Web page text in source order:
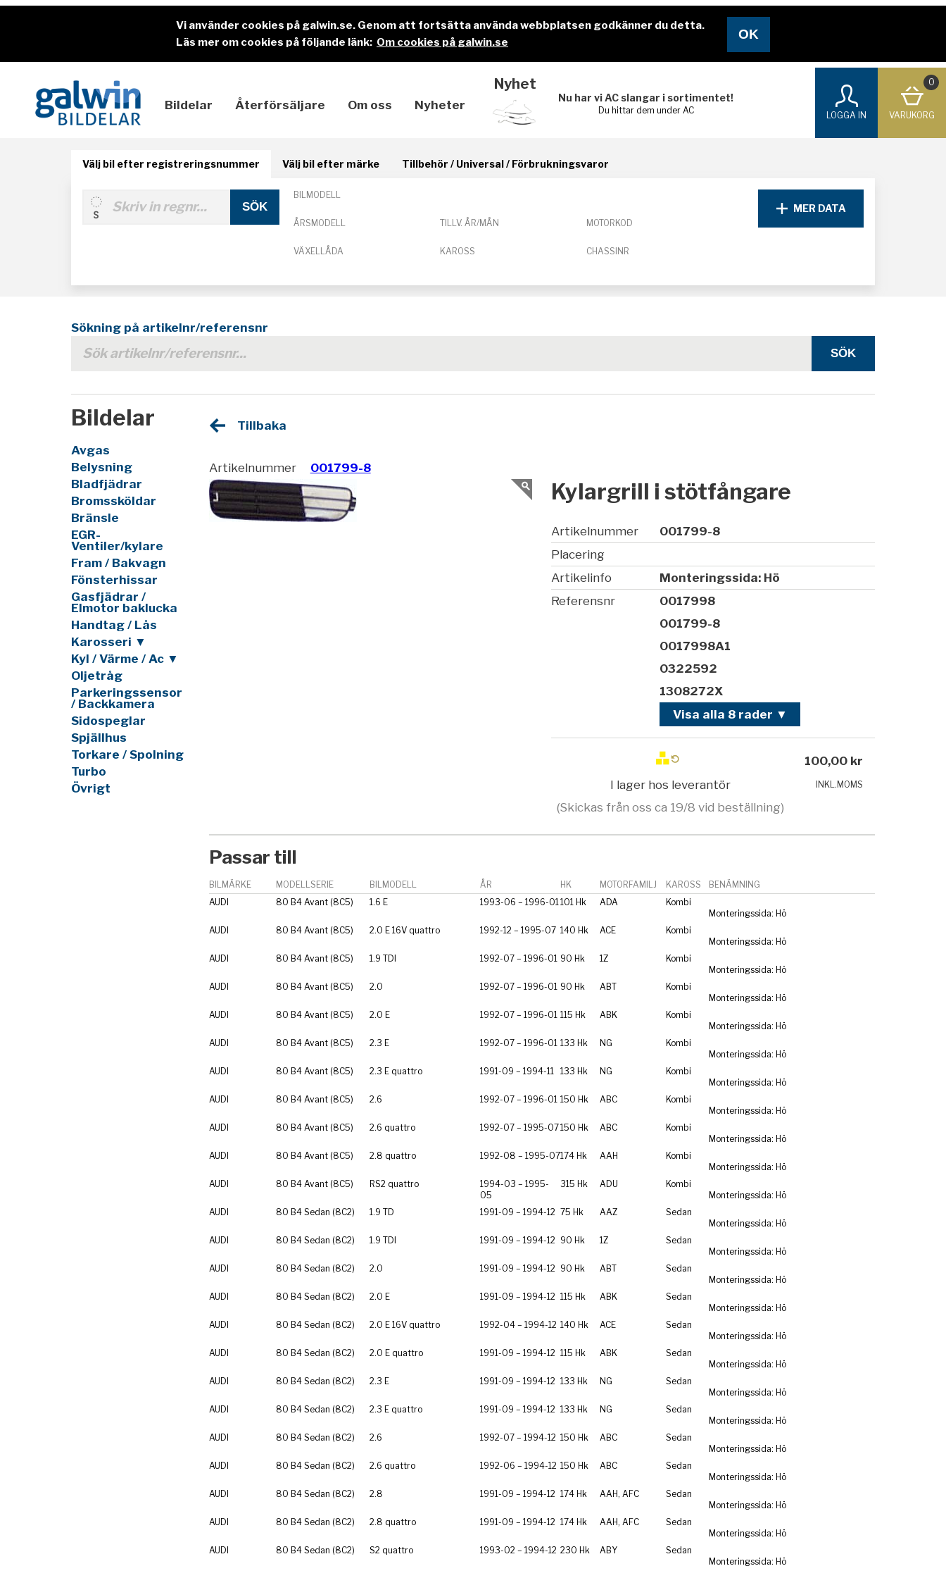
Vi använder cookies på galwin.se. Genom att fortsätta använda webbplatsen godkänner du detta.
Läs mer om cookies på följande länk: Om cookies på galwin.se
Bildelar Återförsäljare Om oss Nyheter
Nyhet
Nu har vi AC slangar i sortimentet!
Du hittar dem under AC
LOGGA IN
0
VARUKORG
Välj bil efter registreringsnummer Välj bil efter märke Tillbehör / Universal / Förbrukningsvaror
BILMODELL
ÅRSMODELL TILLV. ÅR/MÅN MOTORKOD
VÄXELLÅDA KAROSS CHASSINR
MER DATA
Sökning på artikelnr/referensnr
Bildelar
Avgas
Belysning
Bladfjädrar
Bromssköldar
Bränsle
EGR-
Ventiler/kylare
Fram / Bakvagn
Fönsterhissar
Gasfjädrar /
Elmotor baklucka
Handtag / Lås
Karosseri ▼
Kyl / Värme / Ac ▼
Oljetråg
Parkeringssensor
/ Backkamera
Sidospeglar
Spjällhus
Torkare / Spolning
Turbo
Övrigt
Tillbaka
Artikelnummer 001799-8
Kylargrill i stötfångare
Artikelnummer
001799-8
Placering
Artikelinfo
Monteringssida: Hö
Referensnr
0017998
001799-8
0017998A1
0322592
1308272X
Visa alla 8 rader ▼
I lager hos leverantör
(Skickas från oss ca 19/8 vid beställning)
100,00 kr
INKL.MOMS
Passar till
BILMÄRKE MODELLSERIE BILMODELL ÅR HK MOTORFAMILJ KAROSS
BENÄMNING
AUDI
80 B4 Avant (8C5) 1.6 E 1993-06 – 1996-01 101 Hk ADA
Kombi
Monteringssida: Hö
AUDI
80 B4 Avant (8C5) 2.0 E 16V quattro 1992-12 – 1995-07 140 Hk ACE
Kombi
Monteringssida: Hö
AUDI
80 B4 Avant (8C5) 1.9 TDI 1992-07 – 1996-01 90 Hk 1Z
Kombi
Monteringssida: Hö
AUDI
80 B4 Avant (8C5) 2.0 1992-07 – 1996-01 90 Hk ABT
Kombi
Monteringssida: Hö
AUDI
80 B4 Avant (8C5) 2.0 E 1992-07 – 1996-01 115 Hk ABK
Kombi
Monteringssida: Hö
AUDI
80 B4 Avant (8C5) 2.3 E 1992-07 – 1996-01 133 Hk NG
Kombi
Monteringssida: Hö
AUDI
80 B4 Avant (8C5) 2.3 E quattro 1991-09 – 1994-11 133 Hk NG
Kombi
Monteringssida: Hö
AUDI
80 B4 Avant (8C5) 2.6 1992-07 – 1996-01 150 Hk ABC
Kombi
Monteringssida: Hö
AUDI
80 B4 Avant (8C5) 2.6 quattro 1992-07 – 1995-07150 Hk ABC
Kombi
Monteringssida: Hö
AUDI
80 B4 Avant (8C5) 2.8 quattro 1992-08 – 1995-07174 Hk AAH
Kombi
Monteringssida: Hö
AUDI
80 B4 Avant (8C5) RS2 quattro
1994-03 – 1995-
05
315 Hk ADU
Kombi
Monteringssida: Hö
AUDI
80 B4 Sedan (8C2) 1.9 TD 1991-09 – 1994-12 75 Hk AAZ
Sedan
Monteringssida: Hö
AUDI
80 B4 Sedan (8C2) 1.9 TDI 1991-09 – 1994-12 90 Hk 1Z
Sedan
Monteringssida: Hö
AUDI
80 B4 Sedan (8C2) 2.0 1991-09 – 1994-12 90 Hk ABT
Sedan
Monteringssida: Hö
AUDI
80 B4 Sedan (8C2) 2.0 E 1991-09 – 1994-12 115 Hk ABK
Sedan
Monteringssida: Hö
AUDI
80 B4 Sedan (8C2) 2.0 E 16V quattro 1992-04 – 1994-12 140 Hk ACE
Sedan
Monteringssida: Hö
AUDI
80 B4 Sedan (8C2) 2.0 E quattro 1991-09 – 1994-12 115 Hk ABK
Sedan
Monteringssida: Hö
AUDI
80 B4 Sedan (8C2) 2.3 E 1991-09 – 1994-12 133 Hk NG
Sedan
Monteringssida: Hö
AUDI
80 B4 Sedan (8C2) 2.3 E quattro 1991-09 – 1994-12 133 Hk NG
Sedan
Monteringssida: Hö
AUDI
80 B4 Sedan (8C2) 2.6 1992-07 – 1994-12 150 Hk ABC
Sedan
Monteringssida: Hö
AUDI
80 B4 Sedan (8C2) 2.6 quattro 1992-06 – 1994-12 150 Hk ABC
Sedan
Monteringssida: Hö
AUDI
80 B4 Sedan (8C2) 2.8 1991-09 – 1994-12 174 Hk AAH, AFC
Sedan
Monteringssida: Hö
AUDI
80 B4 Sedan (8C2) 2.8 quattro 1991-09 – 1994-12 174 Hk AAH, AFC
Sedan
Monteringssida: Hö
AUDI
80 B4 Sedan (8C2) S2 quattro 1993-02 – 1994-12 230 Hk ABY
Sedan
Monteringssida: Hö